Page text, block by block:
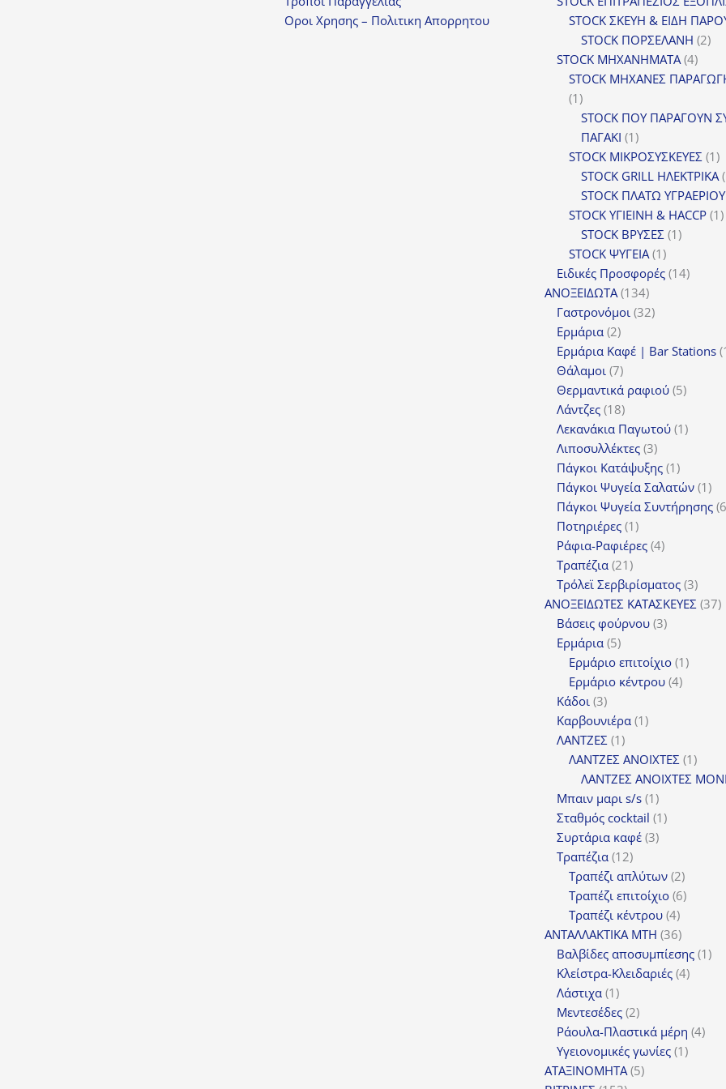
Οροι Χρησης – Πολιτικη Απορρητου
STOCK ΣΚΕΥΗ & ΕΙΔΗ
STOCK ΠΟΡΣΕΛΑΝΗ 22
STOCK ΜΗΧΑΝΗΜΑΤΑ 44
STOCK ΜΗΧΑΝΕΣ
11
προϊόν
STOCK ΠΟΥ ΠΑΡΑΓΟΥΝ
ΠΑΓΑΚΙ 11
προϊόν
STOCK ΜΙΚΡΟΣΥΣΚΕΥΕΣ 11
STOCK GRILL ΗΛΕΚΤΡΙΚΑ
STOCK ΠΛΑΤΩ ΥΓΡΑΕΡΙΟΥ
STOCK ΥΓΙΕΙΝΗ & HACCP 11
STOCK ΒΡΥΣΕΣ 11
STOCK ΨΥΓΕΙΑ 11
προϊόν
Ειδικές Προσφορές 1414
ΑΝΟΞΕΙΔΩΤΑ 134134
προϊόντα
Γαστρονόμοι 3232
Ερμάρια 22
προϊόντα
Ερμάρια Καφέ | Bar Stations
Θάλαμοι 77
προϊόντα
Θερμαντικά ραφιού 55
Λάντζες 1818
προϊόντα
Λεκανάκια Παγωτού 11
Λιποσυλλέκτες 33
προϊόντα
Πάγκοι Κατάψυξης 11
προϊόν
Πάγκοι Ψυγεία Σαλατών 11
Πάγκοι Ψυγεία Συντήρησης 6
Ποτηριέρες 11
προϊόν
Ράφια-Ραφιέρες 44
Τραπέζια 2121
προϊόντα
Τρόλεϊ Σερβιρίσματος 33
ΑΝΟΞΕΙΔΩΤΕΣ ΚΑΤΑΣΚΕΥΕΣ 3737
Βάσεις φούρνου 33
Ερμάρια 55
προϊόντα
Ερμάριο επιτοίχιο 11
Ερμάριο κέντρου 44
Κάδοι 33
προϊόντα
Καρβουνιέρα 11
ΛΑΝΤΖΕΣ 11
προϊόν
ΛΑΝΤΖΕΣ ΑΝΟΙΧΤΕΣ 11
ΛΑΝΤΖΕΣ ΑΝΟΙΧΤΕΣ
Μπαιν μαρι s/s 11
προϊόν
Σταθμός cocktail 11
Συρτάρια καφέ 33
Τραπέζια 1212
προϊόντα
Τραπέζι απλύτων 22
προϊόντα
Τραπέζι επιτοίχιο 66
Τραπέζι κέντρου 44
προϊόντα
ΑΝΤΑΛΛΑΚΤΙΚΑ MTH 3636
προϊόντα
Βαλβίδες αποσυμπίεσης 11
Κλείστρα-Κλειδαριές 44
Λάστιχα 11
προϊόν
Μεντεσέδες 22
προϊόντα
Ράουλα-Πλαστικά μέρη 44
Υγειονομικές γωνίες 11
ΑΤΑΞΙΝΟΜΗΤΑ 55